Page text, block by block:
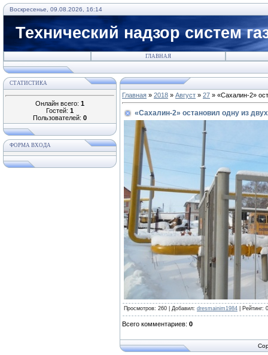
Воскресенье, 09.08.2026, 16:14
Технический надзор систем
ГЛАВНАЯ
СТАТИСТИКА
Онлайн всего: 1
Гостей: 1
Пользователей: 0
ФОРМА ВХОДА
Главная » 2018 » Август » 27 » «Сахалин-2»
«Сахалин-2» остановил одну из
Просмотров: 260 Добавил: dresmainim1984 Рейтинг:
Всего комментариев: 0